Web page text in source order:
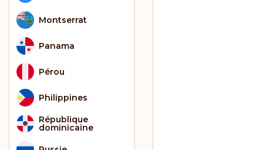
Montserrat
Panama
Pérou
Philippines
République
dominicaine